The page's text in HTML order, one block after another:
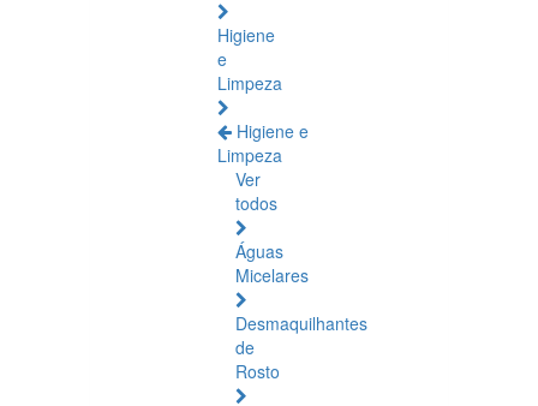
Higiene
e
Limpeza
Higiene e
Limpeza
Ver
todos
Águas
Micelares
Desmaquilhantes
de
Rosto